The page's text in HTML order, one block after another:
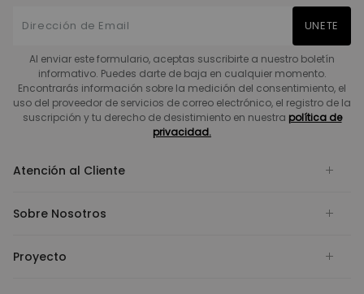
UNETE
Al enviar este formulario, aceptas suscribirte a nuestro boletín
informativo. Puedes darte de baja en cualquier momento.
Encontrarás información sobre la medición del consentimiento, el
uso del proveedor de servicios de correo electrónico, el registro de la
suscripción y tu derecho de desistimiento en nuestra política de
privacidad.
Atención al Cliente
Sobre Nosotros
Proyecto